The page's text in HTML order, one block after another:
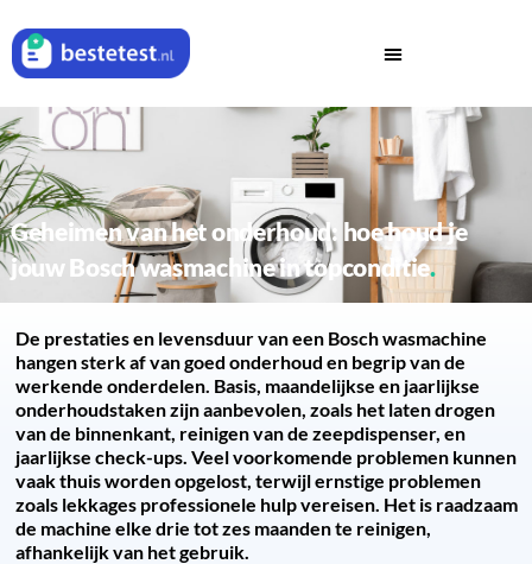
Geheimen van het onderhoud: hoe houd je
jouw Bosch wasmachine in topconditie
De prestaties en levensduur van een Bosch wasmachine
hangen sterk af van goed onderhoud en begrip van de
werkende onderdelen. Basis, maandelijkse en jaarlijkse
onderhoudstaken zijn aanbevolen, zoals het laten drogen
van de binnenkant, reinigen van de zeepdispenser, en
jaarlijkse check-ups. Veel voorkomende problemen kunnen
vaak thuis worden opgelost, terwijl ernstige problemen
zoals lekkages professionele hulp vereisen. Het is raadzaam
de machine elke drie tot zes maanden te reinigen,
afhankelijk van het gebruik.